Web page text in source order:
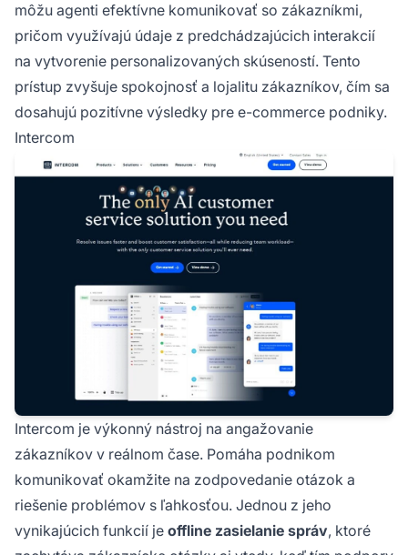
môžu agenti efektívne komunikovať so zákazníkmi,
pričom využívajú údaje z predchádzajúcich interakcií
na vytvorenie personalizovaných skúseností. Tento
prístup zvyšuje spokojnosť a lojalitu zákazníkov, čím sa
dosahujú pozitívne výsledky pre e-commerce podniky.
Intercom
Intercom je výkonný nástroj na angažovanie
zákazníkov v reálnom čase. Pomáha podnikom
komunikovať okamžite na zodpovedanie otázok a
riešenie problémov s ľahkosťou. Jednou z jeho
vynikajúcich funkcií je offline zasielanie správ, ktoré